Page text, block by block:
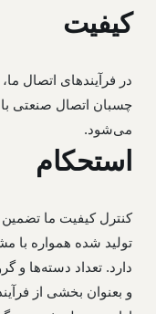
کیفیت
در فرآیندهای اتصال
چسبان اتصال صنعتی با
می‌شود.
استحکام
کنترل کیفیت ما
تولید شده همواره با
دارد. تعداد دسته‌ها و
و بعنوان بخشی از